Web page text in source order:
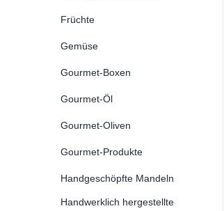
Früchte
Gemüse
Gourmet-Boxen
Gourmet-Öl
Gourmet-Oliven
Gourmet-Produkte
Handgeschöpfte Mandeln
Handwerklich hergestellte